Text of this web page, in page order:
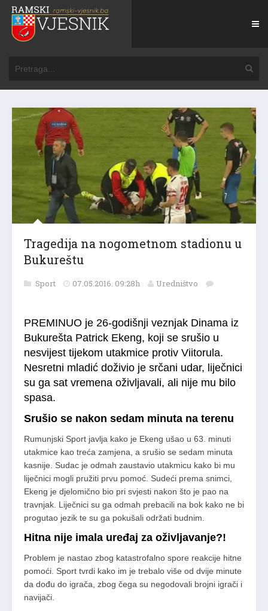
Tragedija na nogometnom stadionu u
Bukureštu
Sport 07.05.2016. 09:28h Uredništvo
PREMINUO je 26-godišnji veznjak Dinama iz
Bukurešta Patrick Ekeng, koji se srušio u
nesvijest tijekom utakmice protiv Viitorula.
Nesretni mladić doživio je srčani udar, liječnici
su ga sat vremena oživljavali, ali nije mu bilo
spasa.
Srušio se nakon sedam minuta na terenu
Rumunjski Sport javlja kako je Ekeng ušao u 63. minuti
utakmice kao treća zamjena, a srušio se sedam minuta
kasnije. Sudac je odmah zaustavio utakmicu kako bi mu
liječnici mogli pružiti prvu pomoć. Sudeći prema snimci,
Ekeng je djelomično bio pri svjesti nakon što je pao na
travnjak. Liječnici su ga odmah prebacili na bok kako ne bi
progutao jezik te su ga pokušali održati budnim.
Hitna nije imala uređaj za oživljavanje?!
Problem je nastao zbog katastrofalno spore reakcije hitne
pomoći. Sport tvrdi kako im je trebalo više od dvije minute
da dođu do igrača, zbog čega su negodovali brojni igrači i
navijači.